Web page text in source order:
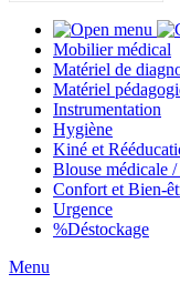
Mobilier médical
Matériel de
Matériel
Instrumentation
Hygiène
Kiné et
Blouse médicale
Confort et Bien-
Urgence
%Déstockage
Menu